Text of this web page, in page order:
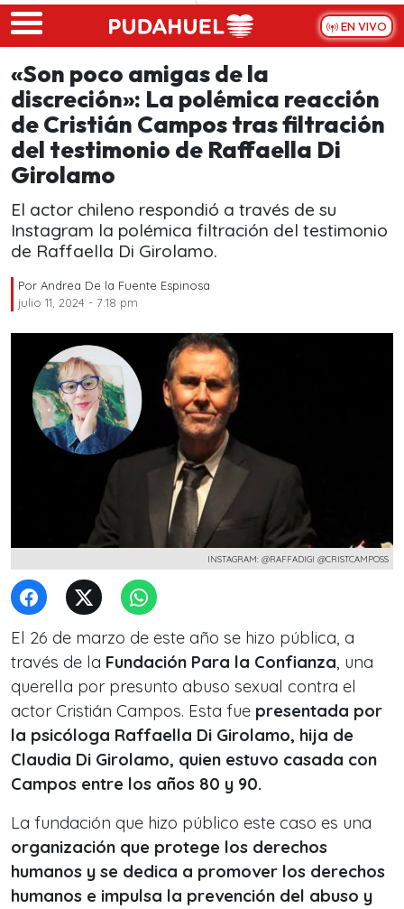
Skip to main content
EN VIVO
«Son poco amigas de la
discreción»: La polémica reacción
de Cristián Campos tras filtración
del testimonio de Raffaella Di
Girolamo
El actor chileno respondió a través de su
Instagram la polémica filtración del testimonio
de Raffaella Di Girolamo.
Por Andrea De la Fuente Espinosa
julio 11, 2024 - 7:18 pm
INSTAGRAM: @RAFFADIGI @CRISTCAMPOSS
El 26 de marzo de este año se hizo pública, a
través de la Fundación Para la Confianza, una
querella por presunto abuso sexual contra el
actor Cristián Campos. Esta fue presentada por
la psicóloga Raffaella Di Girolamo, hija de
Claudia Di Girolamo, quien estuvo casada con
Campos entre los años 80 y 90.
La fundación que hizo público este caso es una
organización que protege los derechos
humanos y se dedica a promover los derechos
humanos e impulsa la prevención del abuso y